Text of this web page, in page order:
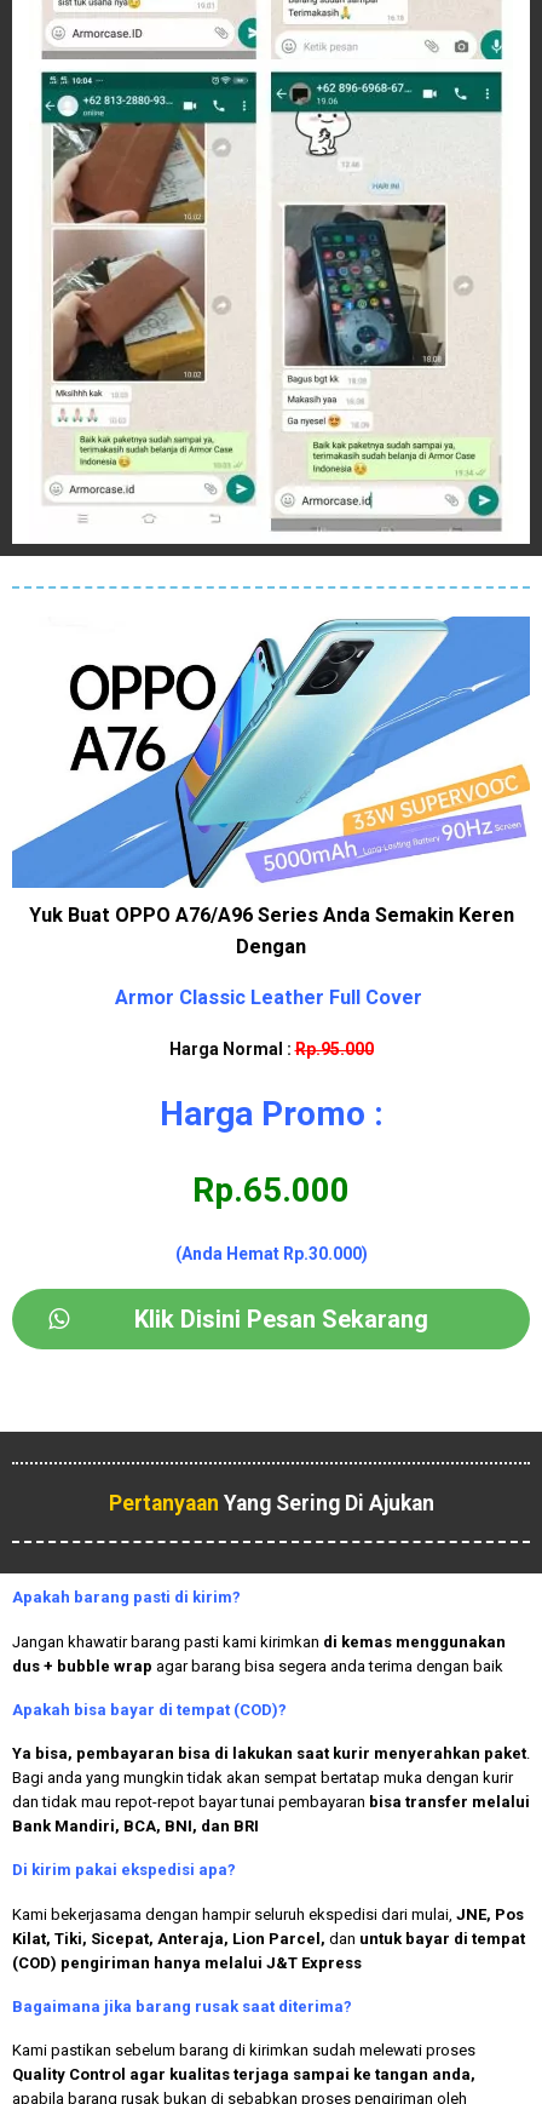
Yuk Buat OPPO A76/A96 Series Anda Semakin Keren
Dengan
Armor Classic Leather Full Cover
Harga Normal :Rp.95.000
Harga Promo :
Rp.65.000
(Anda Hemat Rp.30.000)
Klik Disini Pesan Sekarang
Pertanyaan Yang Sering Di Ajukan
Apakah barang pasti di kirim?
Jangan khawatir barang pasti kami kirimkan di kemas menggunakan
dus + bubble wrap agar barang bisa segera anda terima dengan baik
Apakah bisa bayar di tempat (COD)?
Ya bisa, pembayaran bisa di lakukan saat kurir menyerahkan paket.
Bagi anda yang mungkin tidak akan sempat bertatap muka dengan kurir
dan tidak mau repot-repot bayar tunai pembayaran bisa transfer melalui
Bank Mandiri, BCA, BNI, dan BRI
Di kirim pakai ekspedisi apa?
Kami bekerjasama dengan hampir seluruh ekspedisi dari mulai, JNE, Pos
Kilat, Tiki, Sicepat, Anteraja, Lion Parcel, dan untuk bayar di tempat
(COD) pengiriman hanya melalui J&T Express
Bagaimana jika barang rusak saat diterima?
Kami pastikan sebelum barang di kirimkan sudah melewati proses
Quality Control agar kualitas terjaga sampai ke tangan anda,
apabila barang rusak bukan di sebabkan proses pengiriman oleh